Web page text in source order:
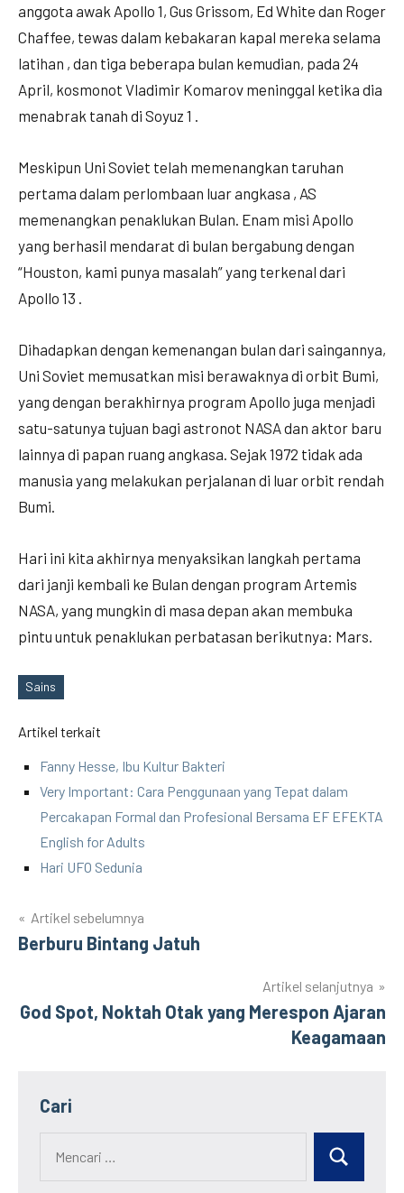
anggota awak Apollo 1, Gus Grissom, Ed White dan Roger
Chaffee, tewas dalam kebakaran kapal mereka selama
latihan , dan tiga beberapa bulan kemudian, pada 24
April, kosmonot Vladimir Komarov meninggal ketika dia
menabrak tanah di Soyuz 1 .
Meskipun Uni Soviet telah memenangkan taruhan
pertama dalam perlombaan luar angkasa , AS
memenangkan penaklukan Bulan. Enam misi Apollo
yang berhasil mendarat di bulan bergabung dengan
“Houston, kami punya masalah” yang terkenal dari
Apollo 13 .
Dihadapkan dengan kemenangan bulan dari saingannya,
Uni Soviet memusatkan misi berawaknya di orbit Bumi,
yang dengan berakhirnya program Apollo juga menjadi
satu-satunya tujuan bagi astronot NASA dan aktor baru
lainnya di papan ruang angkasa. Sejak 1972 tidak ada
manusia yang melakukan perjalanan di luar orbit rendah
Bumi.
Hari ini kita akhirnya menyaksikan langkah pertama
dari janji kembali ke Bulan dengan program Artemis
NASA, yang mungkin di masa depan akan membuka
pintu untuk penaklukan perbatasan berikutnya: Mars.
Tags
Sains
Artikel terkait
Fanny Hesse, Ibu Kultur Bakteri
Very Important: Cara Penggunaan yang Tepat dalam
Percakapan Formal dan Profesional Bersama EF EFEKTA
English for Adults
Hari UFO Sedunia
Post
Artikel sebelumnya
Berburu Bintang Jatuh
Artikel selanjutnya
God Spot, Noktah Otak yang Merespon Ajaran
Keagamaan
Cari